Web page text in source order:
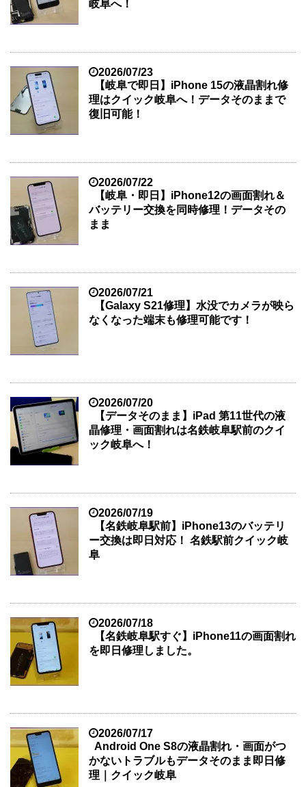
岐阜へ！
2026/07/23
【岐阜で即日】iPhone 15の液晶割れ修
理はクイック岐阜へ！データそのままで
復旧可能！
2026/07/22
【岐阜・即日】iPhone12の画面割れ＆
バッテリー交換を同時修理！データその
まま
2026/07/21
【Galaxy S21修理】水没でカメラが映ら
なくなった端末も修理可能です！
2026/07/20
【データそのまま】iPad 第11世代の液
晶修理・画面割れは名鉄岐阜駅前のクイ
ック岐阜へ！
2026/07/19
【名鉄岐阜駅前】iPhone13のバッテリ
ー交換は即日対応！ 名鉄駅前クイック岐
阜
2026/07/18
【名鉄岐阜駅すぐ】iPhone11の画面割れ
を即日修理しました。
2026/07/17
Android One S8の液晶割れ・画面がつ
かないトラブルもデータそのまま即日修
理｜クイック岐阜